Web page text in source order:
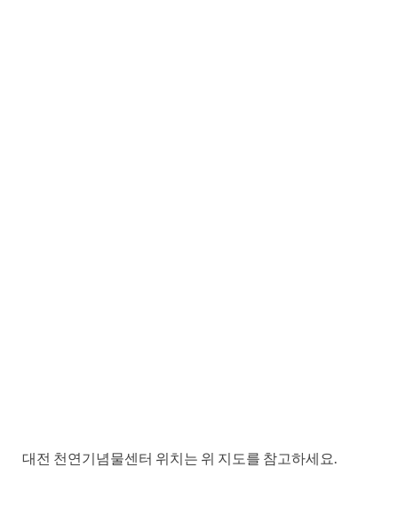
대전 천연기념물센터 위치는 위 지도를 참고하세요.